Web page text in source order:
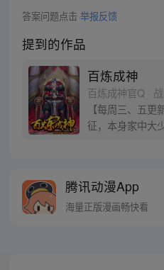
答案问题点击 举报反馈
提到的作品
百炼成神
百炼成神官Q ·
【每周三、五
征，本身家中大
后的神秘力量到
加QQ粉丝群，
腾讯动漫App
海量正版漫画畅快看